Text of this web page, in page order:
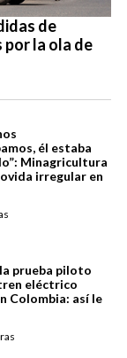
de
la ola de
él estaba
Minagricultura
irregular en
prueba piloto
eléctrico
Colombia: así le